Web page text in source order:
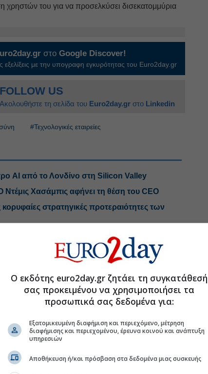
χρηστών του για να προσελκύσει δισεκατομμύρια
στοGoogle Discover!
εξελίξεις με την υπογραφη εγκυρότητας του Euro2day.gr
FOLLOW US
Ακολουθήστε τη σελίδα του Euro2day.gr στο Linkedin
#Τεχνολογικές εταιρείες
AI από το Λονδίνο στη Silicon Valley
Χασάμπις αφήνει τη θέση του CEO
στρατηγικές προτεραιότητες των
για βλάβη σε ανηλίκους
στο Discover
Ο εκδότης euro2day.gr ζητάει τη συγκατάθεσή
σας προκειμένου να χρησιμοποιήσει τα
προσωπικά σας δεδομένα για:
Εξατομικευμένη διαφήμιση και περιεχόμενο, μέτρηση
διαφήμισης και περιεχομένου, έρευνα κοινού και ανάπτυξη
υπηρεσιών
Αποθήκευση ή/και πρόσβαση στα δεδομένα μιας συσκευής